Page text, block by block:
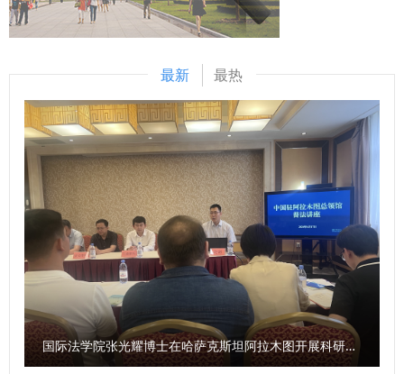
2025级新生的到来表示热烈欢迎，并介绍了学院的学科优
势、师资力量及多元培养模式等基本情况，最后对同学们提出
了三点要求：一是厚植家国情怀，牢记责任使命，将个人发展
与时代进程紧密联系，为建设法治中国贡献力量；二是以专业
学习为中心，全面提升自身素养，优先夯实专业基础，在学习
之余锻炼综合能力；三是塑造完善人格，争做全面发展优秀人
才，用积极思维应对问题，在实践中增长才干，她希望同学们
保持对生活的热爱与对法律信念的坚守，秉持善良正直，以不
断求索、勇攀高峰的精神，在民商法学院筑就青春梦想。 学
院教学秘书章思悦为新生讲授了学院人才培养方案与教学管理
制度等内容。在校生代表2023级本科生王思涵和新生代表
2025级本科生肖子正进行了发言。 此次2025级新生开学典礼
暨院长书记第一课的举办，为2025级新同学点亮了大学征程
的灯塔。希望新生们以开学第一课为序章，筑牢信仰之基，锤
炼过硬本领，在民商法学院扬起理想风帆，全力谱写为法治中
段，希望大家在课堂、社团活动与专业竞赛中收获成长，将青
春理想融入“用英语讲好中国法治故事” 的使命中。 副院长陈河
围绕专业人才培养方案、专业实习实训、毕业生就业等方面详
细进行了介绍。教师代表郭静媛以“融通、探索、成长”三个关
键词向新生分享了专业学习的方法。在校生代表党子裕同学结
合课程学习、社会实践、与专业实习等方面分享了自己的成长
经历。2025级新生代表宋琪表示将牢记师长期许、学长嘱
托，在未来的学习生活中追求卓越、不负韶华。 （供稿：外
国语学院 撰稿：崔玮 审核：杨华）
最新 最热
国际法学院张光耀博士在哈萨克斯坦阿拉木图开展科研与社会服务活动